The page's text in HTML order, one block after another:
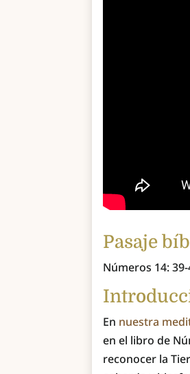
Pasaje
Números 14:
En nuestra
en el libro de
reconocer la